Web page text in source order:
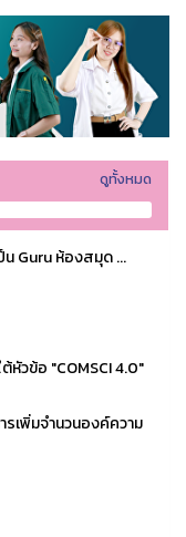
ดูทั้งหมด
น Guru ห้องสมุด ...
หัวข้อ "COMSCI 4.0"
เพิ่มจำนวนองค์ความ